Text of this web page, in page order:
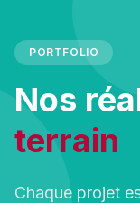
PORTFOLIO
Nos
terrain
Chaque projet